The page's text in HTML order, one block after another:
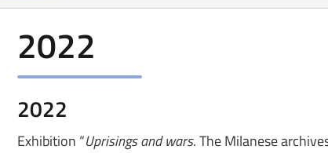
2022
2022
Exhibition “Uprisings and wars. The Milanese